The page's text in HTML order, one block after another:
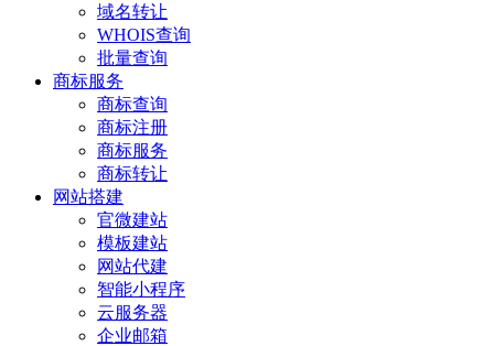
域名转让
WHOIS查询
批量查询
商标服务
商标查询
商标注册
商标服务
商标转让
网站搭建
官微建站
模板建站
网站代建
智能小程序
云服务器
企业邮箱